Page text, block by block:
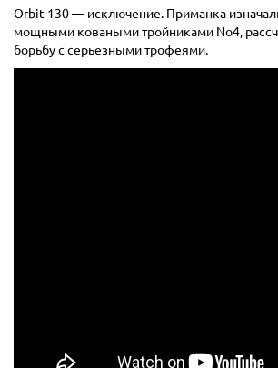
Orbit 130 — исключение. Приманка
мощными коваными тройниками No4,
борьбу с серьезными трофеями.